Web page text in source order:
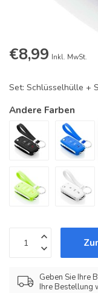
€8,99 Inkl. MwSt.
Set: Schlüsselhülle +
Andere Farben
Geben Sie Ihre
Ihre Bestellung